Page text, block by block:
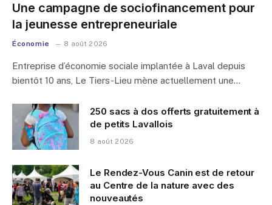
Une campagne de sociofinancement pour
la jeunesse entrepreneuriale
Économie 8 août 2026
Entreprise d’économie sociale implantée à Laval depuis
bientôt 10 ans, Le Tiers-Lieu mène actuellement une…
250 sacs à dos offerts gratuitement à
de petits Lavallois
8 août 2026
Le Rendez-Vous Canin est de retour
au Centre de la nature avec des
nouveautés